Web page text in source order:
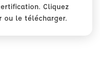
Cliquez
ou le télécharger.